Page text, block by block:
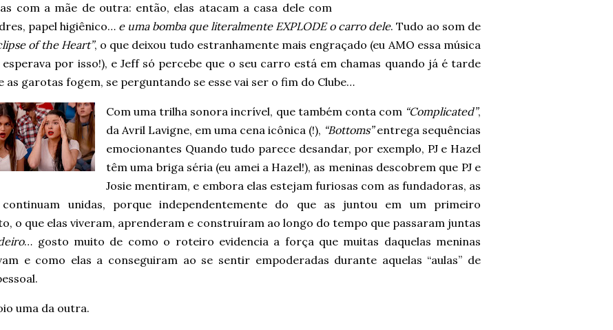
com a mãe de outra: então, elas atacam a casa dele com
papel higiênico… e uma bomba que literalmente EXPLODE o carro dele. Tudo ao som de
of the Heart”, o que deixou tudo estranhamente mais engraçado (eu AMO essa música
esperava por isso!), e Jeff só percebe que o seu carro está em chamas quando já é tarde
as garotas fogem, se perguntando se esse vai ser o fim do Clube…
Com uma trilha sonora incrível, que também conta com “Complicated”,
da Avril Lavigne, em uma cena icônica (!), “Bottoms”entrega sequências
emocionantes Quando tudo parece desandar, por exemplo, PJ e Hazel
têm uma briga séria (eu amei a Hazel!), as meninas descobrem que PJ e
Josie mentiram, e embora elas estejam furiosas com as fundadoras, as
continuam unidas, porque independentemente do que as juntou em um primeiro
o que elas viveram, aprenderam e construíram ao longo do tempo que passaram juntas
… gosto muito de como o roteiro evidencia a força que muitas daquelas meninas
e como elas a conseguiram ao se sentir empoderadas durante aquelas “aulas” de
uma da outra.